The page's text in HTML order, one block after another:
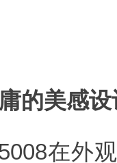
的美感设
在外